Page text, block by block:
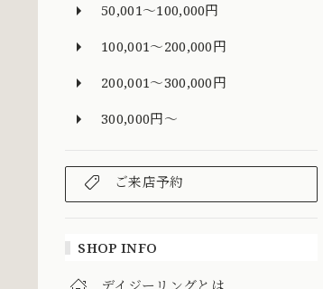
50,001～100,000円
100,001～200,000円
200,001～300,000円
300,000円～
ご来店予約
SHOP INFO
デイジーリングとは